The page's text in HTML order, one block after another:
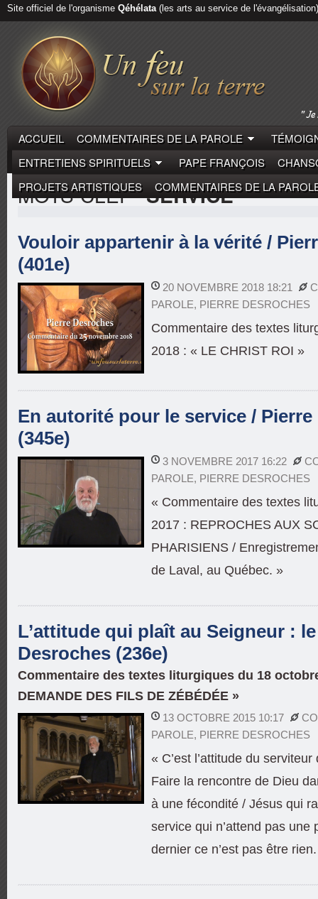
Site officiel de l'organisme Qéhélata(les arts au service de l'évangélisation)
ACCUEIL COMMENTAIRES DE LA PAROLE
ENTRETIENS SPIRITUELS
PAPE FRANÇOIS
PROJETS ARTISTIQUES
COMMENTAIRES DE LA
MOTS-CLEF"SERVICE"
Vouloir appartenir à la vérité /
(401e)
20 NOVEMBRE 2018 18:21
PAROLE, PIERRE DESROCHES
Commentaire des textes
2018 : « LE CHRIST ROI »
En autorité pour le service /
(345e)
3 NOVEMBRE 2017 16:22
PAROLE, PIERRE DESROCHES
« Commentaire des textes
2017 : REPROCHES AUX
PHARISIENS /
de Laval, au Québec. »
L’attitude qui plaît au Seigneur :
Desroches (236e)
Commentaire des textes liturgiques du 18
DEMANDE DES FILS DE ZÉBÉDÉE »
13 OCTOBRE 2015 10:17
PAROLE, PIERRE DESROCHES
« C’est l’attitude du
Faire la rencontre de Dieu
à une fécondité / Jésus qui
service qui n’attend pas une
dernier ce n’est pas être